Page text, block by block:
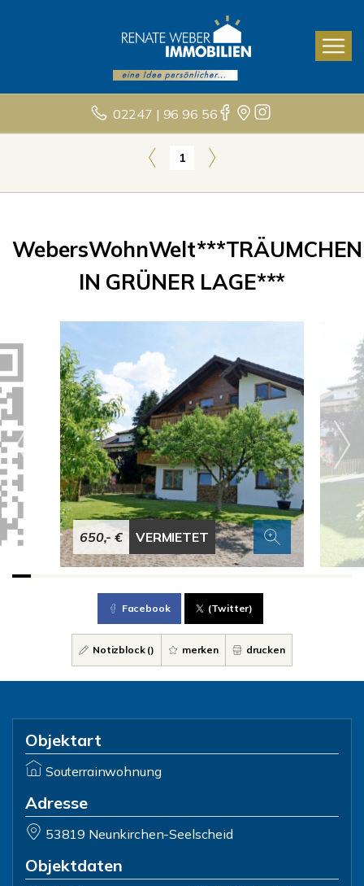
02247 | 96 96 56
1
WebersWohnWelt***TRÄUMCHEN
IN GRÜNER LAGE***
650,- € VERMIETET
Facebook (Twitter)
Notizblock () merken drucken
Objektart
Souterrainwohnung
Adresse
53819 Neunkirchen-Seelscheid
Objektdaten